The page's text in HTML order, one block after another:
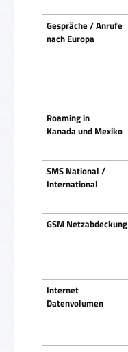
Gespräche / Anrufe
nach Europa
Roaming in
Kanada und Mexiko
SMS National /
International
GSM Netzabdeckung
Internet
Datenvolumen